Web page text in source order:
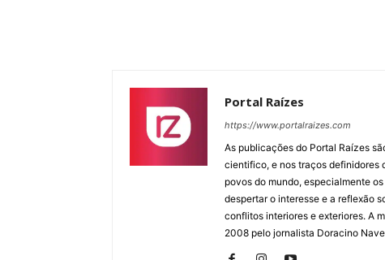
Portal Raízes
https://www.portalraizes.com
As publicações do Portal Raízes
cientifico, e nos traços definidores
povos do mundo, especialmente
despertar o interesse e a reflexão
conflitos interiores e exteriores. A
2008 pelo jornalista Doracino